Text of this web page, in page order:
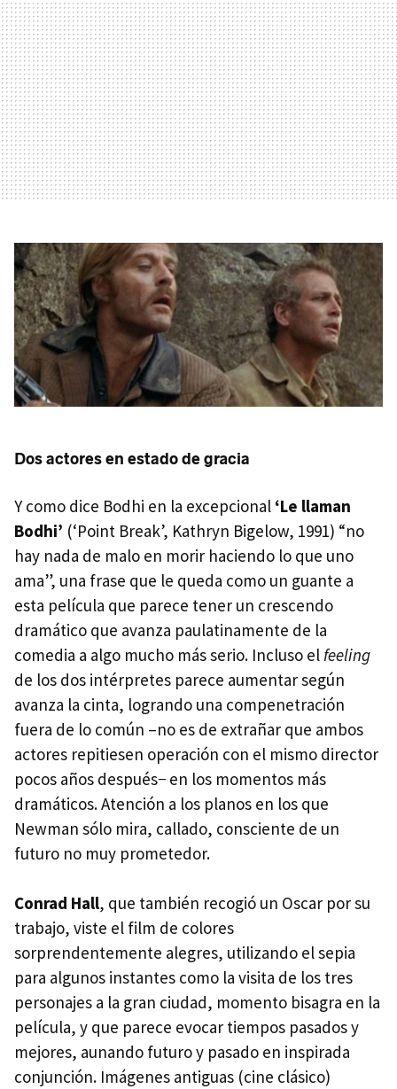
Dos actores en estado de gracia
Y como dice Bodhi en la excepcional ‘Le llaman
Bodhi’ (‘Point Break’, Kathryn Bigelow, 1991) “no
hay nada de malo en morir haciendo lo que uno
ama”, una frase que le queda como un guante a
esta película que parece tener un crescendo
dramático que avanza paulatinamente de la
comedia a algo mucho más serio. Incluso el feeling
de los dos intérpretes parece aumentar según
avanza la cinta, logrando una compenetración
fuera de lo común –no es de extrañar que ambos
actores repitiesen operación con el mismo director
pocos años después− en los momentos más
dramáticos. Atención a los planos en los que
Newman sólo mira, callado, consciente de un
futuro no muy prometedor.
Conrad Hall, que también recogió un Oscar por su
trabajo, viste el film de colores
sorprendentemente alegres, utilizando el sepia
para algunos instantes como la visita de los tres
personajes a la gran ciudad, momento bisagra en la
película, y que parece evocar tiempos pasados y
mejores, aunando futuro y pasado en inspirada
conjunción. Imágenes antiguas (cine clásico)